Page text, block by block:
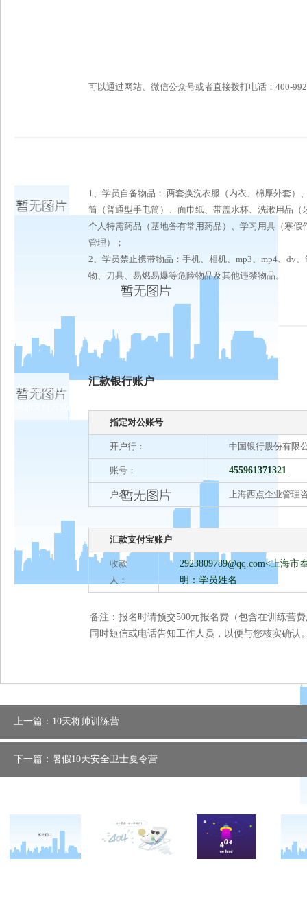
可以通过网站、微信公众号或者直接拨打电话：400-
注意事项
1、学员自备物品： 两套换洗衣服（内衣、棉厚外套
筒（普通型手电筒）、面巾纸、带盖水杯、洗漱用品
个人特需药品（基地备有常用药品）、学习用具（寒
管理）；
2、学员禁止携带物品：手机、相机、mp3、mp4、dv
物、刀具、易燃易爆等危险物品及其他违禁物品。
凯发娱发k8官
汇款银行账户
指定对公账号
开户行： 中国银行股份有限
账号： 455961371321
户名： 上海西点企业管理
汇款支付宝账户
收款
人：
2923809789@qq.com<上海市
明：学员姓名
备注：报名时请预交500元报名费（包含在训练营
同时短信或电话告知工作人员，以便与您核实确认
上一篇：10天将帅训练营
下一篇：暑假10天安全卫士夏令营